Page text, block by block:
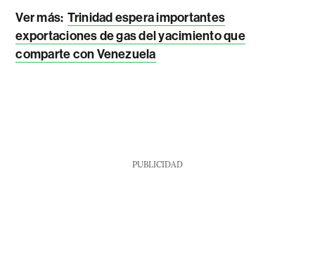
Ver más: Trinidad espera importantes
exportaciones de gas del yacimiento que
comparte con Venezuela
PUBLICIDAD